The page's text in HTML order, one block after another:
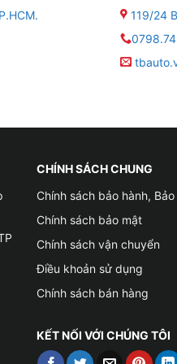
119/24
CHÍNH SÁCH CHUNG
Chính sách bảo hành, Bảo
Chính sách bảo mật
Chính sách vận chuyển
Điều khoản sử dụng
Chính sách bán hàng
KẾT NỐI VỚI CHÚNG TÔI